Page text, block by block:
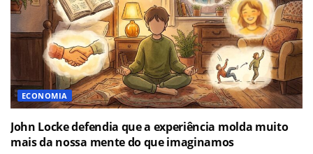
ECONOMIA
John Locke defendia que a experiência molda muito
mais da nossa mente do que imaginamos